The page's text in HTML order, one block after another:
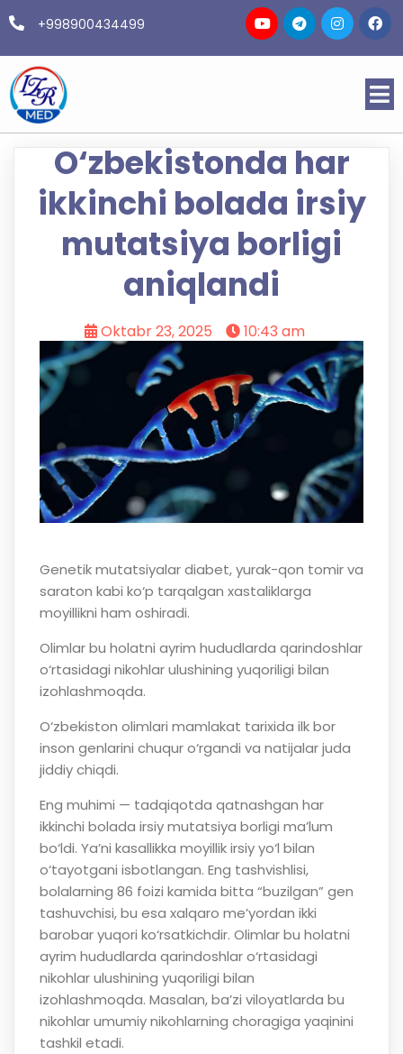
+998900434499
O‘zbekistonda har
ikkinchi bolada irsiy
mutatsiya borligi
aniqlandi
Oktabr 23, 2025 10:43 am
Genetik mutatsiyalar diabet, yurak-qon tomir va
saraton kabi ko‘p tarqalgan xastaliklarga
moyillikni ham oshiradi.
Olimlar bu holatni ayrim hududlarda qarindoshlar
o‘rtasidagi nikohlar ulushining yuqoriligi bilan
izohlashmoqda.
O‘zbekiston olimlari mamlakat tarixida ilk bor
inson genlarini chuqur o‘rgandi va natijalar juda
jiddiy chiqdi.
Eng muhimi — tadqiqotda qatnashgan har
ikkinchi bolada irsiy mutatsiya borligi ma’lum
bo‘ldi. Ya’ni kasallikka moyillik irsiy yo‘l bilan
o‘tayotgani isbotlangan. Eng tashvishlisi,
bolalarning 86 foizi kamida bitta “buzilgan” gen
tashuvchisi, bu esa xalqaro me’yordan ikki
barobar yuqori ko‘rsatkichdir. Olimlar bu holatni
ayrim hududlarda qarindoshlar o‘rtasidagi
nikohlar ulushining yuqoriligi bilan
izohlashmoqda. Masalan, ba’zi viloyatlarda bu
nikohlar umumiy nikohlarning choragiga yaqinini
tashkil etadi.